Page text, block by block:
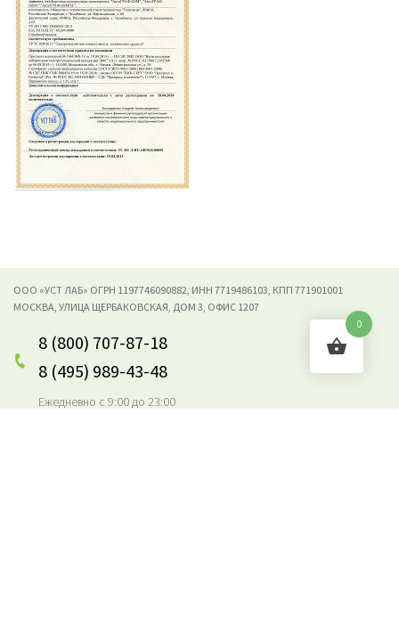
ООО «УСТ ЛАБ» ОГРН 1197746090882, ИНН 7719486103, КПП 771901001
МОСКВА, УЛИЦА ЩЕРБАКОВСКАЯ, ДОМ 3, ОФИС 1207
8 (800) 707-87-18
8 (495) 989-43-48
Ежедневно с 9:00 до 23:00
0